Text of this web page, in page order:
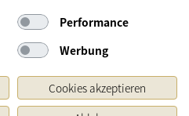
MwSt. und zzgl.Versandkosten
Preisempfehlung des Herstellers
Performance
Werbung
Cookies akzeptieren